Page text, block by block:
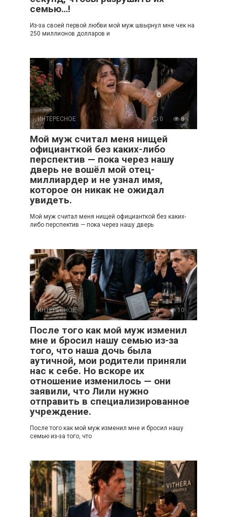
семью…!
Из-за своей первой любви мой муж швырнул мне чек на
250 миллионов долларов и
ИНТЕРЕСНОЕ 0 8
Мой муж считал меня нищей
официанткой без каких-либо
перспектив — пока через нашу
дверь не вошёл мой отец-
миллиардер и не узнал имя,
которое он никак не ожидал
увидеть.
Мой муж считал меня нищей официанткой без каких-
либо перспектив — пока через нашу дверь
ИНТЕРЕСНОЕ 0 10
После того как мой муж изменил
мне и бросил нашу семью из-за
того, что наша дочь была
аутичной, мои родители приняли
нас к себе. Но вскоре их
отношение изменилось — они
заявили, что Лили нужно
отправить в специализированное
учреждение.
После того как мой муж изменил мне и бросил нашу
семью из-за того, что